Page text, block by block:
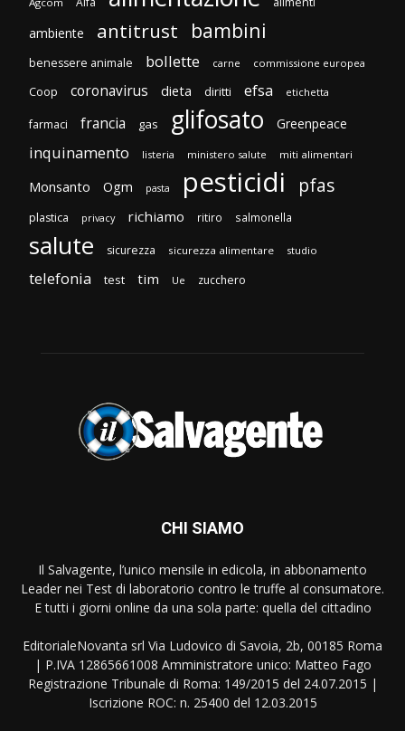
ambiente antitrust bambini
benessere animale bollette carne commissione europea
Coop coronavirus dieta diritti efsa etichetta
farmaci francia gas glifosato Greenpeace
inquinamento listeria ministero salute miti alimentari
Monsanto Ogm pasta pesticidi pfas
plastica privacy richiamo ritiro salmonella
salute sicurezza sicurezza alimentare studio
telefonia test tim Ue zucchero
CHI SIAMO
Il Salvagente, l’unico mensile in edicola, in abbonamento
Leader nei Test di laboratorio contro le truffe al consumatore.
E tutti i giorni online da una sola parte: quella del cittadino
EditorialeNovanta srl Via Ludovico di Savoia, 2b, 00185 Roma
| P.IVA 12865661008 Amministratore unico: Matteo Fago
Registrazione Tribunale di Roma: 149/2015 del 24.07.2015 |
Iscrizione ROC: n. 25400 del 12.03.2015